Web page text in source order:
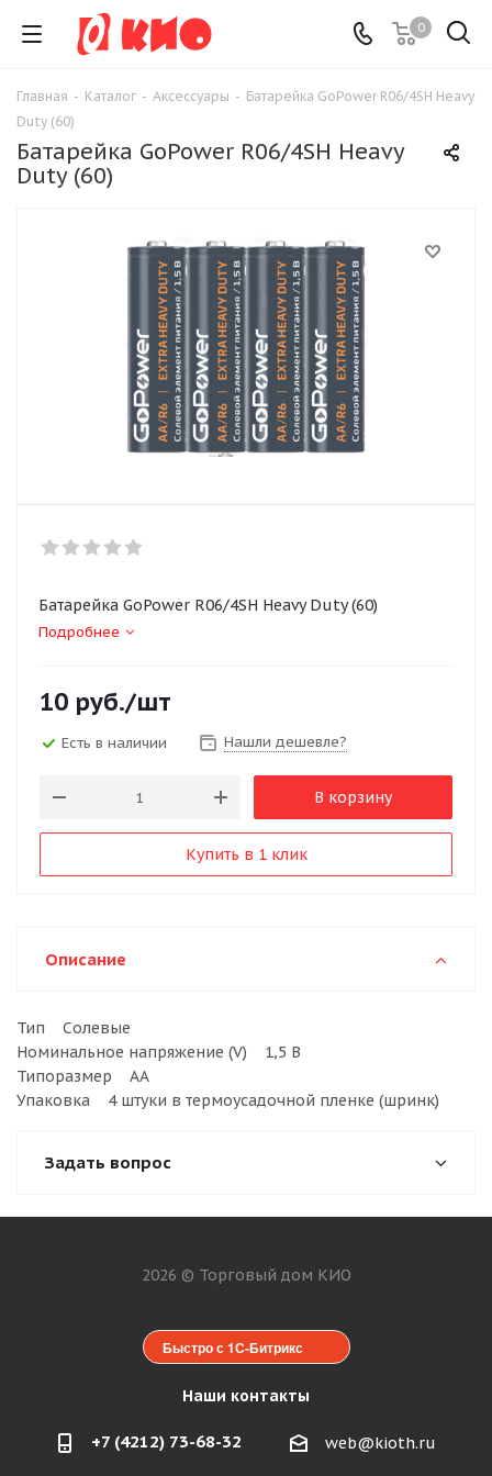
0
Главная - Каталог - Аксессуары - Батарейка GoPower R06/4SH Heavy
Duty (60)
Батарейка GoPower R06/4SH Heavy
Duty (60)
Батарейка GoPower R06/4SH Heavy Duty (60)
Подробнее
10 руб./шт
Есть в наличии Нашли дешевле?
В корзину
Купить в 1 клик
Описание
Тип Солевые
Номинальное напряжение (V) 1,5 В
Типоразмер АА
Упаковка 4 штуки в термоусадочной пленке (шринк)
Задать вопрос
2026 © Торговый дом КИО
Быстро с 1С-Битрикс
Наши контакты
+7 (4212) 73-68-32 web@kioth.ru